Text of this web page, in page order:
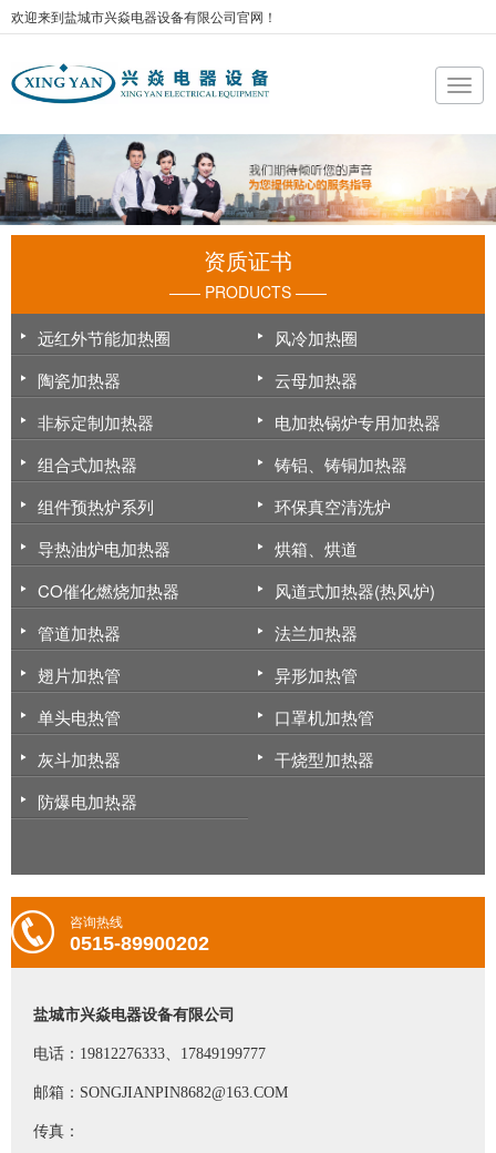
欢迎来到盐城市兴焱电器设备有限公司官网！
资质证书
—— PRODUCTS ——
远红外节能加热圈
风冷加热圈
陶瓷加热器
云母加热器
非标定制加热器
电加热锅炉专用加热器
组合式加热器
铸铝、铸铜加热器
组件预热炉系列
环保真空清洗炉
导热油炉电加热器
烘箱、烘道
CO催化燃烧加热器
风道式加热器(热风炉)
管道加热器
法兰加热器
翅片加热管
异形加热管
单头电热管
口罩机加热管
灰斗加热器
干烧型加热器
防爆电加热器
咨询热线
0515-89900202
盐城市兴焱电器设备有限公司
电话：19812276333、17849199777
邮箱：SONGJIANPIN8682@163.COM
传真：